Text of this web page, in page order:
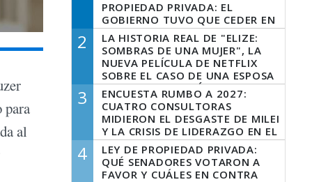
para
al
PROPIEDAD PRIVADA: EL
GOBIERNO TUVO QUE CEDER EN
LA LEY DEL MANEJO DEL FUEGO
2
LA HISTORIA REAL DE "ELIZE:
SOMBRAS DE UNA MUJER", LA
NUEVA PELÍCULA DE NETFLIX
SOBRE EL CASO DE UNA ESPOSA
QUE DESCUARTIZÓ A SU
MARIDO
3
ENCUESTA RUMBO A 2027:
CUATRO CONSULTORAS
MIDIERON EL DESGASTE DE MILEI
Y LA CRISIS DE LIDERAZGO EN EL
PERONISMO
4
LEY DE PROPIEDAD PRIVADA:
QUÉ SENADORES VOTARON A
FAVOR Y CUÁLES EN CONTRA